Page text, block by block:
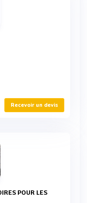
Recevoir un devis